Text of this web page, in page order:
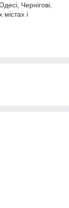
Чернігові,
і